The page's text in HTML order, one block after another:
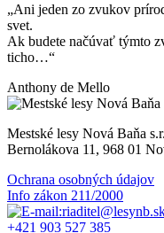
„Ani jeden zo zvukov
svet.
Ak budete načúvať týmto
ticho…“
Anthony de Mello
Mestské lesy Nová Baňa
Bernolákova 11, 968 01
Ochrana osobných údajov
Info zákon 211/2000
+421 903 527 385